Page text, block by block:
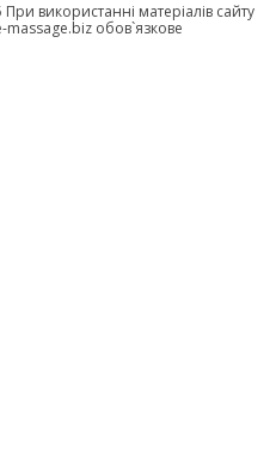
використанні матеріалів сайту
обов`язкове